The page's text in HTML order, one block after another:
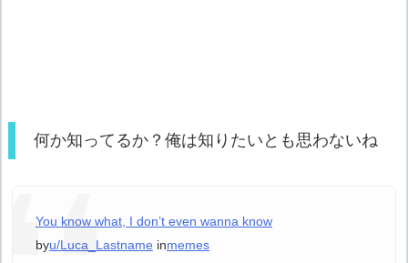
何か知ってるか？俺は知りたいとも思わないね
You know what, I don’t even wanna know
byu/Luca_Lastname inmemes